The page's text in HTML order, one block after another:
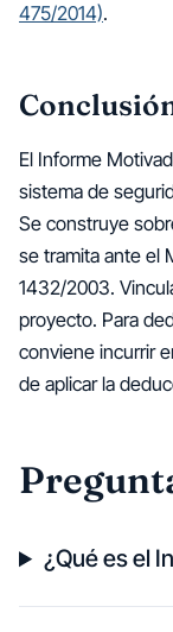
475/2014).
El Informe
sistema de
Se construye
se tramita ante el
1432/2003.
proyecto. Para
conviene incurrir
de aplicar la
¿Qué es el